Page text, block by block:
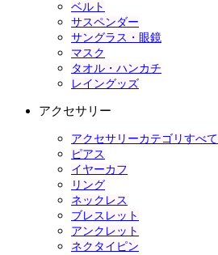
ベルト
サスペンダー
サングラス・眼鏡
マスク
タオル・ハンカチ
レイングッズ
アクセサリー
アクセサリーカテゴリすべて
ピアス
イヤーカフ
リング
ネックレス
ブレスレット
アンクレット
ネクタイピン